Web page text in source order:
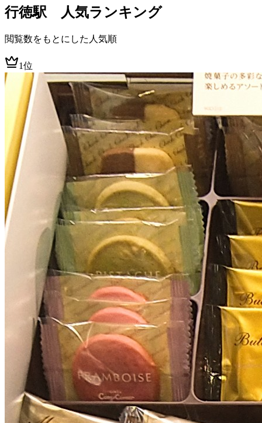
行徳駅 人気ランキング
閲覧数をもとにした人気順
1位